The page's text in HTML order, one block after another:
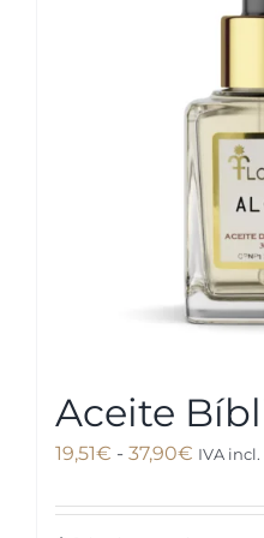
en
de
Aceite
19,51€ - 37,90€Rango
precios:
IVA incl.